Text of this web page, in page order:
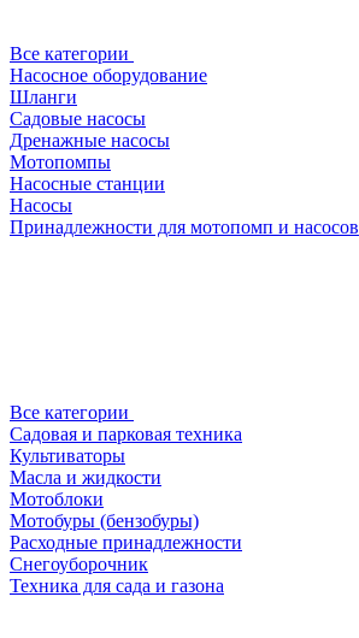
Все категории
Насосное оборудование
Шланги
Садовые насосы
Дренажные насосы
Мотопомпы
Насосные станции
Насосы
Принадлежности для мотопомп и насосов
Все категории
Садовая и парковая техника
Культиваторы
Масла и жидкости
Мотоблоки
Мотобуры (бензобуры)
Расходные принадлежности
Снегоуборочник
Техника для сада и газона